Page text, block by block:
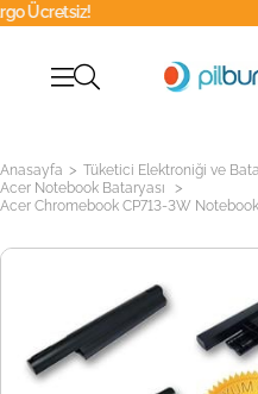
Anasayfa > Tüketici Elektroniği ve
Acer Notebook Bataryası >
Acer Chromebook CP713-3W